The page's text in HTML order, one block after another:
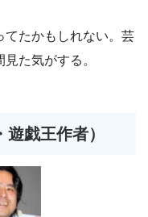
てたかもしれない。芸
た気がする。
戯王作者）